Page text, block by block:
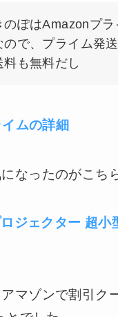
のぽはAmazonプラ
ので、プライム発
料も無料だし
ムの詳細
なったのがこち
ジェクター 超小
マゾンで割引ク